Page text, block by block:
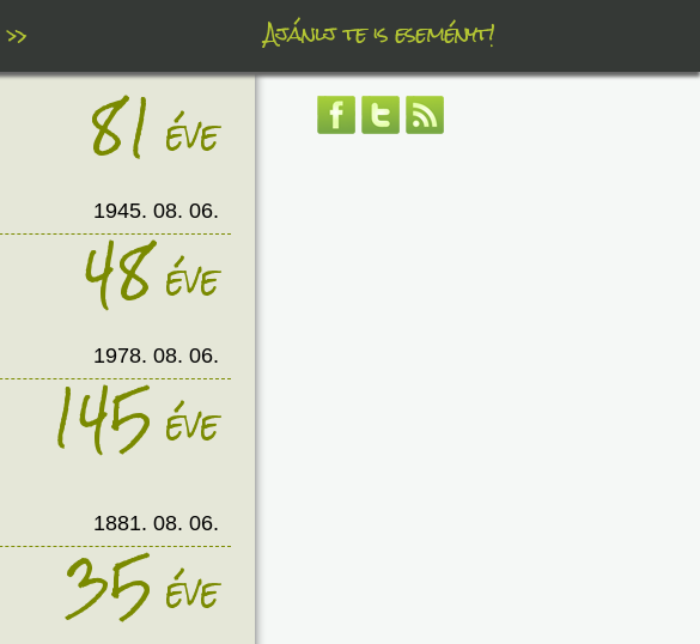
» Ajánlj te is eseményt!
81 éve
1945. 08. 06.
48éve
1978. 08. 06.
145éve
1881. 08. 06.
35éve